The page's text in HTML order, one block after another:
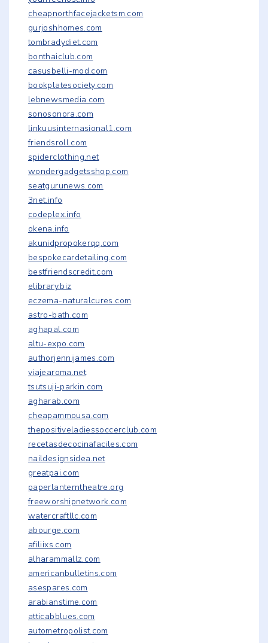
cheapnorthfacejacketsm.com
gurjoshhomes.com
tombradydiet.com
bonthaiclub.com
casusbelli-mod.com
bookplatesociety.com
lebnewsmedia.com
sonosonora.com
linkuusinternasional1.com
friendsroll.com
spiderclothing.net
wondergadgetsshop.com
seatgurunews.com
3net.info
codeplex.info
okena.info
akunidpropokerqq.com
bespokecardetailing.com
bestfriendscredit.com
elibrary.biz
eczema-naturalcures.com
astro-bath.com
aghapal.com
altu-expo.com
authorjennijames.com
viajearoma.net
tsutsuji-parkin.com
agharab.com
cheapammousa.com
thepositiveladiessoccerclub.com
recetasdecocinafaciles.com
naildesignsidea.net
greatpai.com
paperlanterntheatre.org
freeworshipnetwork.com
watercraftllc.com
abourge.com
afiliixs.com
alharammallz.com
americanbulletins.com
asespares.com
arabianstime.com
atticabblues.com
autometropolist.com